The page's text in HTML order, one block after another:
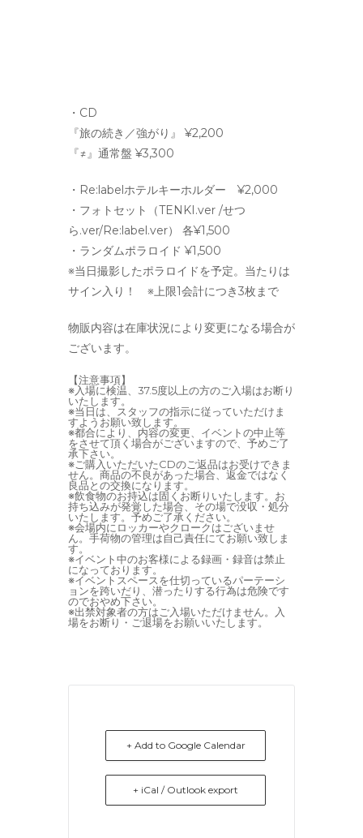
・CD
『旅の続き／強がり』 ¥2,200
『≠』通常盤 ¥3,300
・Re:labelホテルキーホルダー ¥2,000
・フォトセット（TENKI.ver /せつ
ら.ver/Re:label.ver） 各¥1,500
・ランダムポラロイド ¥1,500
※当日撮影したポラロイドを予定。当たりは
サイン入り！ ※上限1会計につき3枚まで
物販内容は在庫状況により変更になる場合が
ございます。
【注意事項】
※入場に検温、37.5度以上の方のご入場はお断り
いたします。
※当日は、スタッフの指示に従っていただけま
すようお願い致します。
※都合により、内容の変更、イベントの中止等
をさせて頂く場合がございますので、予めご了
承下さい。
※ご購入いただいたCDのご返品はお受けできま
せん。商品の不良があった場合、返金ではなく
良品との交換になります。
※飲食物のお持込は固くお断りいたします。お
持ち込みが発覚した場合、その場で没収・処分
いたします。予めご了承ください。
※会場内にロッカーやクロークはございませ
ん。手荷物の管理は自己責任にてお願い致しま
す。
※イベント中のお客様による録画・録音は禁止
になっております。
※イベントスペースを仕切っているパーテーシ
ョンを跨いだり、潜ったりする行為は危険です
のでおやめ下さい。
※出禁対象者の方はご入場いただけません。入
場をお断り・ご退場をお願いいたします。
+ Add to Google Calendar
+ iCal / Outlook export